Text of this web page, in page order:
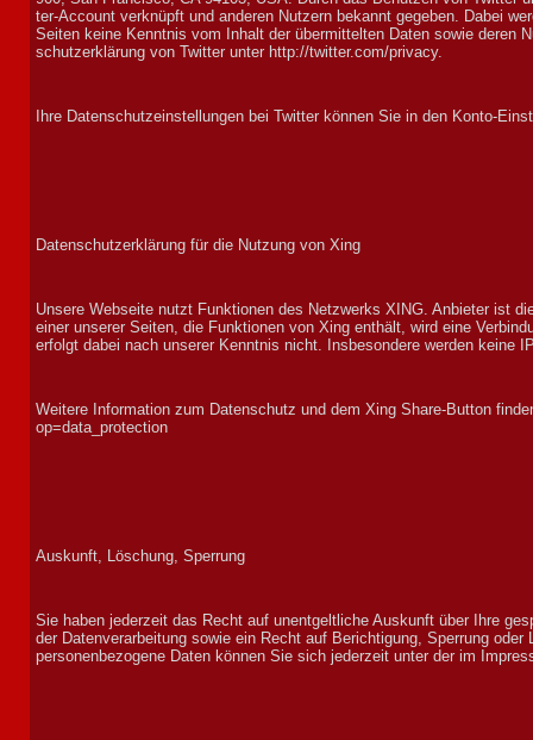
ter-Ac­count ver­knüpft und an­deren Nut­zern be­kannt ge­geben. Dabei
Seiten keine Kennt­nis vom In­halt der über­mit­tel­ten Daten sowie deren
schutz­er­klär­ung von Twit­ter unter http://twitter.com/privacy.
Ihre Datenschutzeinstellungen bei Twitter können Sie in den Konto-
Datenschutzerklärung für die Nutzung von Xing
Un­sere Web­seite nutzt Funk­tionen des Netz­werks XING. An­bieter ist
einer unserer Seiten, die Funk­tionen von Xing ent­hält, wird eine
er­folgt dabei nach un­serer Kennt­nis nicht. Ins­be­son­dere wer­den keine
Weitere In­for­mation zum Da­ten­schutz und dem Xing Share-Button
op=data_protection
Auskunft, Löschung, Sperrung
Sie haben jeder­zeit das Recht auf un­ent­gelt­liche Aus­kunft über Ihre
der Daten­ver­ar­beit­ung sowie ein Recht auf Berich­ti­gung, Sperr­ung
personenbezogene Daten können Sie sich jederzeit unter der im